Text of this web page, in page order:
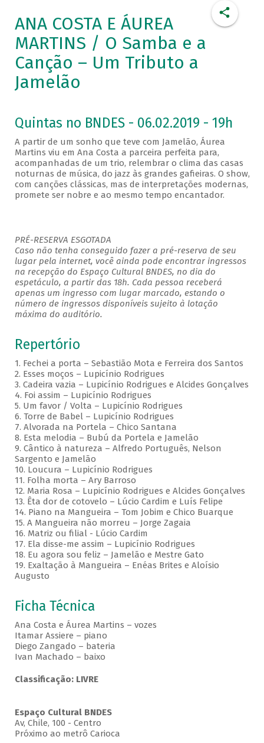
ANA COSTA E ÁUREA
MARTINS / O Samba e a
Canção – Um Tributo a
Jamelão
Quintas no BNDES - 06.02.2019 - 19h
A partir de um sonho que teve com Jamelão, Áurea
Martins viu em Ana Costa a parceira perfeita para,
acompanhadas de um trio, relembrar o clima das casas
noturnas de música, do jazz às grandes gafieiras. O show,
com canções clássicas, mas de interpretações modernas,
promete ser nobre e ao mesmo tempo encantador.
PRÉ-RESERVA ESGOTADA
Caso não tenha conseguido fazer a pré-reserva de seu
lugar pela internet, você ainda pode encontrar ingressos
na recepção do Espaço Cultural BNDES, no dia do
espetáculo, a partir das 18h. Cada pessoa receberá
apenas um ingresso com lugar marcado, estando o
número de ingressos disponíveis sujeito à lotação
máxima do auditório.
Repertório
1. Fechei a porta – Sebastião Mota e Ferreira dos Santos
2. Esses moços – Lupicínio Rodrigues
3. Cadeira vazia – Lupicínio Rodrigues e Alcides Gonçalves
4. Foi assim – Lupicínio Rodrigues
5. Um favor / Volta – Lupicínio Rodrigues
6. Torre de Babel – Lupicínio Rodrigues
7. Alvorada na Portela – Chico Santana
8. Esta melodia – Bubú da Portela e Jamelão
9. Cântico à natureza – Alfredo Português, Nelson
Sargento e Jamelão
10. Loucura – Lupicínio Rodrigues
11. Folha morta – Ary Barroso
12. Maria Rosa – Lupicínio Rodrigues e Alcides Gonçalves
13. Êta dor de cotovelo – Lúcio Cardim e Luís Felipe
14. Piano na Mangueira – Tom Jobim e Chico Buarque
15. A Mangueira não morreu – Jorge Zagaia
16. Matriz ou filial - Lúcio Cardim
17. Ela disse-me assim – Lupicínio Rodrigues
18. Eu agora sou feliz – Jamelão e Mestre Gato
19. Exaltação à Mangueira – Enéas Brites e Aloísio
Augusto
Ficha Técnica
Ana Costa e Áurea Martins – vozes
Itamar Assiere – piano
Diego Zangado – bateria
Ivan Machado – baixo
Classificação: LIVRE
Espaço Cultural BNDES
Av, Chile, 100 - Centro
Próximo ao metrô Carioca